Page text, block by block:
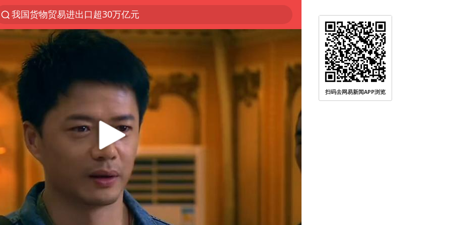
我国货物贸易进出口超30万亿元
曝韩国足协为外籍裁判员安排色情招待
台风白海豚加强
佛山通报笔试前13被淘汰后5名进体检
“新疆阿勒泰八月能滑雪”不实
广东雷州通报特教老师招聘违规事件
陈幸同晋级WTT横滨冠军赛8强
泰国枪击案凶手先杀祖父母后行凶
“立秋的第一杯奶茶”又爆单了
超颖电子拟投资20.86亿建设新项目
宇树科技中一签需缴款7.54万元
扫码去网易新闻APP浏览